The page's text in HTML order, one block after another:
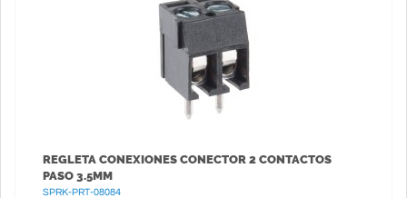
REGLETA CONEXIONES CONECTOR 2 CONTACTOS
PASO 3.5MM
SPRK-PRT-08084